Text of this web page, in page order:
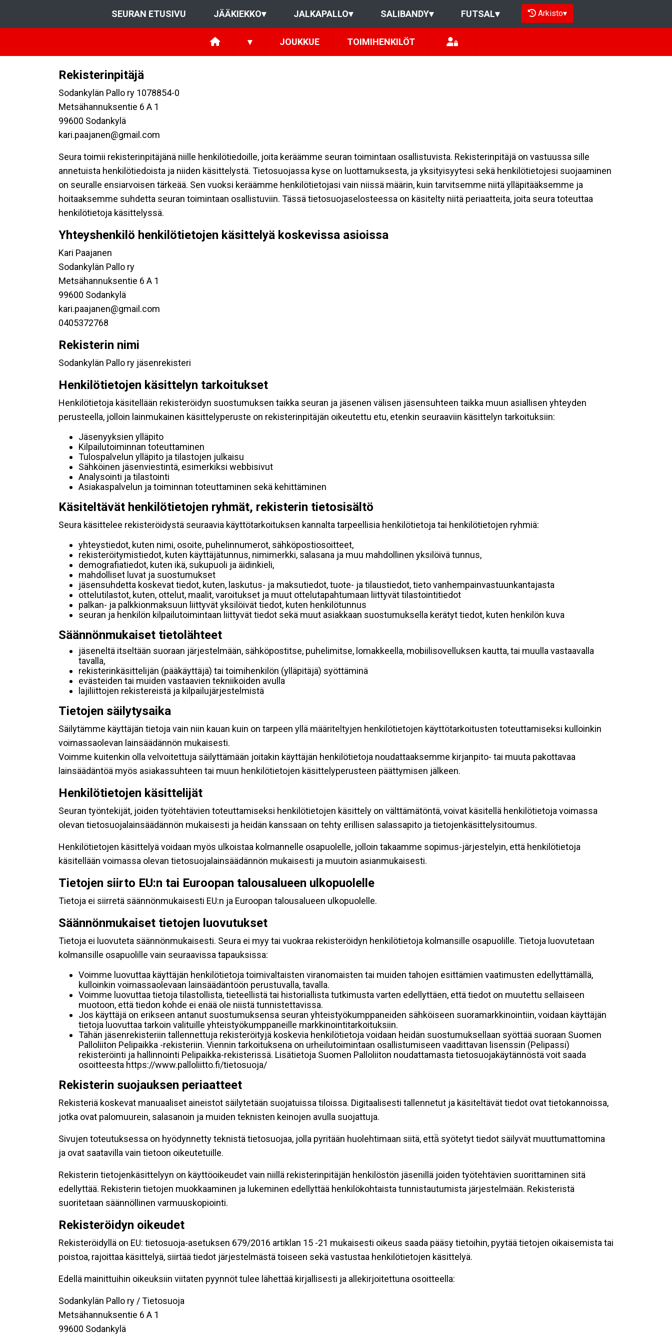
SEURAN ETUSIVU JÄÄKIEKKO▾ JALKAPALLO▾ SALIBANDY▾ FUTSAL▾ Arkisto▾
▾ JOUKKUE TOIMIHENKILÖT
Rekisterinpitäjä
Sodankylän Pallo ry 1078854-0
Metsähannuksentie 6 A 1
99600 Sodankylä
kari.paajanen@gmail.com
Seura toimii rekisterinpitäjänä niille henkilötiedoille, joita keräämme seuran toimintaan osallistuvista. Rekisterinpitäjä on vastuussa sille
annetuista henkilötiedoista ja niiden käsittelystä. Tietosuojassa kyse on luottamuksesta, ja yksityisyytesi sekä henkilötietojesi suojaaminen
on seuralle ensiarvoisen tärkeää. Sen vuoksi keräämme henkilötietojasi vain niissä määrin, kuin tarvitsemme niitä ylläpitääksemme ja
hoitaaksemme suhdetta seuran toimintaan osallistuviin. Tässä tietosuojaselosteessa on käsitelty niitä periaatteita, joita seura toteuttaa
henkilötietoja käsittelyssä.
Yhteyshenkilö henkilötietojen käsittelyä koskevissa asioissa
Kari Paajanen
Sodankylän Pallo ry
Metsähannuksentie 6 A 1
99600 Sodankylä
kari.paajanen@gmail.com
0405372768
Rekisterin nimi
Sodankylän Pallo ry jäsenrekisteri
Henkilötietojen käsittelyn tarkoitukset
Henkilötietoja käsitellään rekisteröidyn suostumuksen taikka seuran ja jäsenen välisen jäsensuhteen taikka muun asiallisen yhteyden
perusteella, jolloin lainmukainen käsittelyperuste on rekisterinpitäjän oikeutettu etu, etenkin seuraaviin käsittelyn tarkoituksiin:
Jäsenyyksien ylläpito
Kilpailutoiminnan toteuttaminen
Tulospalvelun ylläpito ja tilastojen julkaisu
Sähköinen jäsenviestintä, esimerkiksi webbisivut
Analysointi ja tilastointi
Asiakaspalvelun ja toiminnan toteuttaminen sekä kehittäminen
Käsiteltävät henkilötietojen ryhmät, rekisterin tietosisältö
Seura käsittelee rekisteröidystä seuraavia käyttötarkoituksen kannalta tarpeellisia henkilötietoja tai henkilötietojen ryhmiä:
yhteystiedot, kuten nimi, osoite, puhelinnumerot, sähköpostiosoitteet,
rekisteröitymistiedot, kuten käyttäjätunnus, nimimerkki, salasana ja muu mahdollinen yksilöivä tunnus,
demografiatiedot, kuten ikä, sukupuoli ja äidinkieli,
mahdolliset luvat ja suostumukset
jäsensuhdetta koskevat tiedot, kuten, laskutus- ja maksutiedot, tuote- ja tilaustiedot, tieto vanhempainvastuunkantajasta
ottelutilastot, kuten, ottelut, maalit, varoitukset ja muut ottelutapahtumaan liittyvät tilastointitiedot
palkan- ja palkkionmaksuun liittyvät yksilöivät tiedot, kuten henkilötunnus
seuran ja henkilön kilpailutoimintaan liittyvät tiedot sekä muut asiakkaan suostumuksella kerätyt tiedot, kuten henkilön kuva
Säännönmukaiset tietolähteet
jäseneltä itseltään suoraan järjestelmään, sähköpostitse, puhelimitse, lomakkeella, mobiilisovelluksen kautta, tai muulla vastaavalla
tavalla,
rekisterinkäsittelijän (pääkäyttäjä) tai toimihenkilön (ylläpitäjä) syöttäminä
evästeiden tai muiden vastaavien tekniikoiden avulla
lajiliittojen rekistereistä ja kilpailujärjestelmistä
Tietojen säilytysaika
Säilytämme käyttäjän tietoja vain niin kauan kuin on tarpeen yllä määriteltyjen henkilötietojen käyttötarkoitusten toteuttamiseksi kulloinkin
voimassaolevan lainsäädännön mukaisesti.
Voimme kuitenkin olla velvoitettuja säilyttämään joitakin käyttäjän henkilötietoja noudattaaksemme kirjanpito- tai muuta pakottavaa
lainsäädäntöä myös asiakassuhteen tai muun henkilötietojen käsittelyperusteen päättymisen jälkeen.
Henkilötietojen käsittelijät
Seuran työntekijät, joiden työtehtävien toteuttamiseksi henkilötietojen käsittely on välttämätöntä, voivat käsitellä henkilötietoja voimassa
olevan tietosuojalainsäädännön mukaisesti ja heidän kanssaan on tehty erillisen salassapito ja tietojenkäsittelysitoumus.
Henkilötietojen käsittelyä voidaan myös ulkoistaa kolmannelle osapuolelle, jolloin takaamme sopimus-järjestelyin, että henkilötietoja
käsitellään voimassa olevan tietosuojalainsäädännön mukaisesti ja muutoin asianmukaisesti.
Tietojen siirto EU:n tai Euroopan talousalueen ulkopuolelle
Tietoja ei siirretä säännönmukaisesti EU:n ja Euroopan talousalueen ulkopuolelle.
Säännönmukaiset tietojen luovutukset
Tietoja ei luovuteta säännönmukaisesti. Seura ei myy tai vuokraa rekisteröidyn henkilötietoja kolmansille osapuolille. Tietoja luovutetaan
kolmansille osapuolille vain seuraavissa tapauksissa:
Voimme luovuttaa käyttäjän henkilötietoja toimivaltaisten viranomaisten tai muiden tahojen esittämien vaatimusten edellyttämällä,
kulloinkin voimassaolevaan lainsäädäntöön perustuvalla, tavalla.
Voimme luovuttaa tietoja tilastollista, tieteellistä tai historiallista tutkimusta varten edellyttäen, että tiedot on muutettu sellaiseen
muotoon, että tiedon kohde ei enää ole niistä tunnistettavissa.
Jos käyttäjä on erikseen antanut suostumuksensa seuran yhteistyökumppaneiden sähköiseen suoramarkkinointiin, voidaan käyttäjän
tietoja luovuttaa tarkoin valituille yhteistyökumppaneille markkinointitarkoituksiin.
Tähän jäsenrekisteriin tallennettuja rekisteröityjä koskevia henkilötietoja voidaan heidän suostumuksellaan syöttää suoraan Suomen
Palloliiton Pelipaikka -rekisteriin. Viennin tarkoituksena on urheilutoimintaan osallistumiseen vaadittavan lisenssin (Pelipassi)
rekisteröinti ja hallinnointi Pelipaikka-rekisterissä. Lisätietoja Suomen Palloliiton noudattamasta tietosuojakäytännöstä voit saada
osoitteesta https://www.palloliitto.fi/tietosuoja/
Rekisterin suojauksen periaatteet
Rekisteriä koskevat manuaaliset aineistot säilytetään suojatuissa tiloissa. Digitaalisesti tallennetut ja käsiteltävät tiedot ovat tietokannoissa,
jotka ovat palomuurein, salasanoin ja muiden teknisten keinojen avulla suojattuja.
Sivujen toteutuksessa on hyödynnetty teknistä tietosuojaa, jolla pyritään huolehtimaan siitä, että̈ syötetyt tiedot säilyvät muuttumattomina
ja ovat saatavilla vain tietoon oikeutetuille.
Rekisterin tietojenkäsittelyyn on käyttöoikeudet vain niillä rekisterinpitäjän henkilöstön jäsenillä joiden työtehtävien suorittaminen sitä
edellyttää. Rekisterin tietojen muokkaaminen ja lukeminen edellyttää henkilökohtaista tunnistautumista järjestelmään. Rekisteristä
suoritetaan säännöllinen varmuuskopiointi.
Rekisteröidyn oikeudet
Rekisteröidyllä on EU: tietosuoja-asetuksen 679/2016 artiklan 15 -21 mukaisesti oikeus saada pääsy tietoihin, pyytää tietojen oikaisemista tai
poistoa, rajoittaa käsittelyä, siirtää tiedot järjestelmästä toiseen sekä vastustaa henkilötietojen käsittelyä.
Edellä mainittuihin oikeuksiin viitaten pyynnöt tulee lähettää kirjallisesti ja allekirjoitettuna osoitteella:
Sodankylän Pallo ry / Tietosuoja
Metsähannuksentie 6 A 1
99600 Sodankylä